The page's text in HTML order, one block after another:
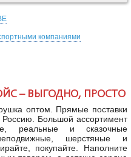
компаниями
– ВЫГОДНО, ПРОСТО
оптом. Прямые поставки
Россию. Большой ассортимент
реальные и сказочные
шерстяные и
покупайте. Наполните